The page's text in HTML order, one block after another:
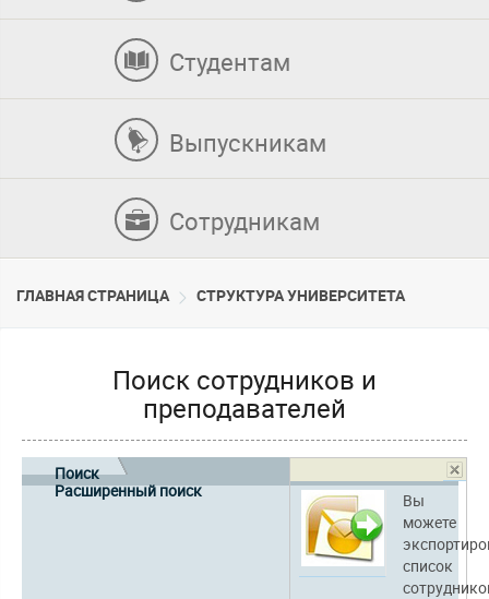
Студентам
Выпускникам
Сотрудникам
ГЛАВНАЯ СТРАНИЦА CТРУКТУРА УНИВЕРСИТЕТА
Поиск сотрудников и
преподавателей
Вы
можете
список
Поиск
Расширенный поиск